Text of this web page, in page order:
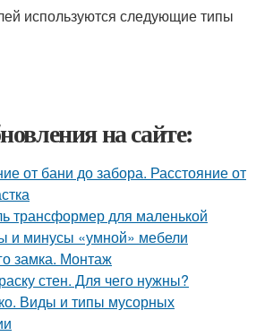
используются следующие типы
на сайте:
от бани до забора. Расстояние от
трансформер для маленькой
и минусы «умной» мебели
замка. Монтаж
стен. Для чего нужны?
Виды и типы мусорных